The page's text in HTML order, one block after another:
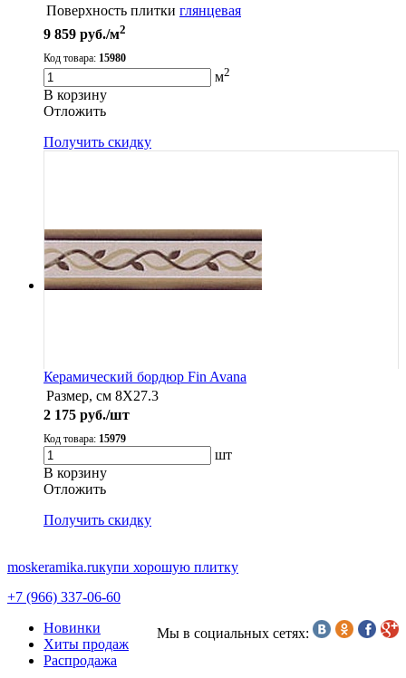
Поверхность плитки глянцевая
9 859 руб./м2
Код товара: 15980
м2
В корзину
Oтложить
Получить скидку
Керамический бордюр Fin Avana
Размер, см 8X27.3
2 175 руб./шт
Код товара: 15979
шт
В корзину
Oтложить
Получить скидку
moskeramika.ruкупи хорошую плитку
+7 (966) 337-06-60
Мы в социальных сетях:
Новинки
Хиты продаж
Распродажа